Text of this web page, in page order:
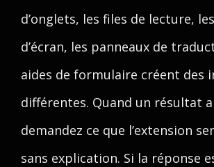
d’onglets, les files de lecture,
d’écran, les panneaux de
aides de formulaire créent des
différentes. Quand un résultat
demandez ce que l’extension
sans explication. Si la réponse